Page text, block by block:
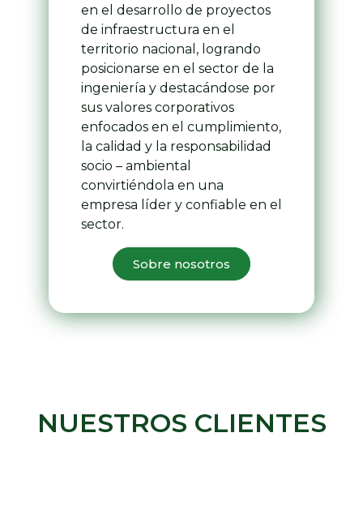
en el desarrollo de proyectos
de infraestructura en el
territorio nacional, logrando
posicionarse en el sector de la
ingeniería y destacándose por
sus valores corporativos
enfocados en el cumplimiento,
la calidad y la responsabilidad
socio – ambiental
convirtiéndola en una
empresa líder y confiable en el
sector.
Sobre nosotros
NUESTROS CLIENTES